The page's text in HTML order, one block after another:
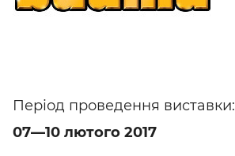
Період проведення виставки:
07—10 лютого 2017